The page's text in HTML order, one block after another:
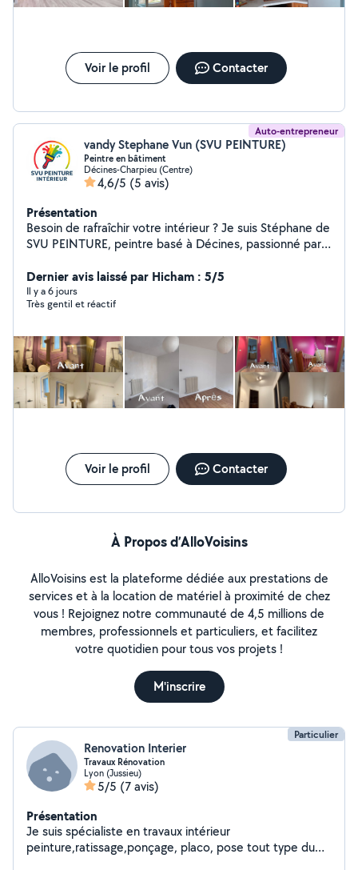
Voir le profil Contacter
Auto-entrepreneur
vandy Stephane Vun (SVU PEINTURE)
Peintre en bâtiment
Décines-Charpieu (Centre)
4,6/5 (5 avis)
Présentation
Besoin de rafraîchir votre intérieur ? Je suis Stéphane de
SVU PEINTURE, peintre basé à Décines, passionné par
dégât des eaux et finitions avec un résultat propre,
durable et soigné. Sinistre et assurance Devis gratuit et
rapide Numéro: zerosept 52052021 Vous pouvez
Dernier avis laissé par Hicham : 5/5
Il y a 6 jours
Très gentil et réactif
Voir le profil Contacter
À Propos d’AlloVoisins
AlloVoisins est la plateforme dédiée aux prestations de
services et à la location de matériel à proximité de chez
vous ! Rejoignez notre communauté de 4,5 millions de
membres, professionnels et particuliers, et facilitez
votre quotidien pour tous vos projets !
M'inscrire
Particulier
Renovation Interier
Travaux Rénovation
Lyon (Jussieu)
5/5 (7 avis)
Présentation
Je suis spécialiste en travaux intérieur
peinture,ratissage,ponçage, placo, pose tout type du